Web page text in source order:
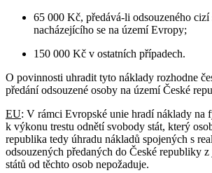
65 000 Kč, předává-li odsouzeného cizí
nacházejícího se na území Evropy;
150 000 Kč v ostatních případech.
O povinnosti uhradit tyto náklady rozhodne
předání odsouzené osoby na území České
EU: V rámci Evropské unie hradí náklady na
k výkonu trestu odnětí svobody stát, který
republika tedy úhradu nákladů spojených s
odsouzených předaných do České republiky
států od těchto osob nepožaduje.